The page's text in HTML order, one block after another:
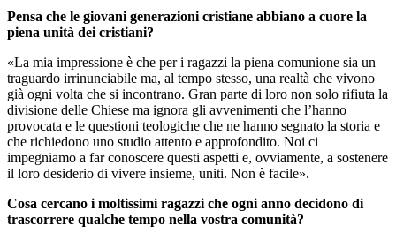
Pensa che le giovani generazioni cristiane abbiano a cuore la
piena unità dei cristiani?
«La mia impressione è che per i ragazzi la piena comunione sia un
traguardo irrinunciabile ma, al tempo stesso, una realtà che vivono
già ogni volta che si incontrano. Gran parte di loro non solo rifiuta la
divisione delle Chiese ma ignora gli avvenimenti che l’hanno
provocata e le questioni teologiche che ne hanno segnato la storia e
che richiedono uno studio attento e approfondito. Noi ci
impegniamo a far conoscere questi aspetti e, ovviamente, a sostenere
il loro desiderio di vivere insieme, uniti. Non è facile».
Cosa cercano i moltissimi ragazzi che ogni anno decidono di
trascorrere qualche tempo nella vostra comunità?